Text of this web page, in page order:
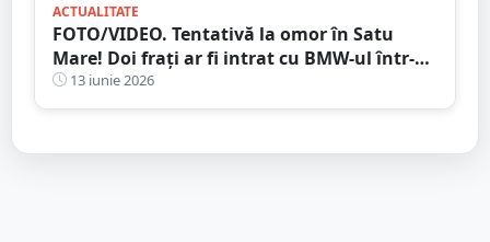
ACTUALITATE
FOTO/VIDEO. Tentativă la omor în Satu
Mare! Doi frați ar fi intrat cu BMW-ul într-
un pieton. Familia celor doi susține că ar fi
fost provocați
13 iunie 2026